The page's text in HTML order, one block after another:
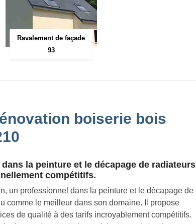
Ravalement de façade
93
boiserie bois
la peinture et le décapage de radiateurs
compétitifs.
un professionnel dans la peinture et le décapage de
comme le meilleur dans son domaine. Il propose
de qualité à des tarifs incroyablement compétitifs.